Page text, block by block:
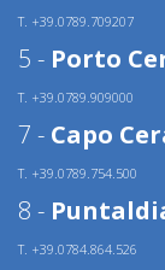
T. +39.0789.709207
5 - Porto
T. +39.0789.909000
7 - Capo
T. +39.0789.754.500
8 -
T. +39.0784.864.526